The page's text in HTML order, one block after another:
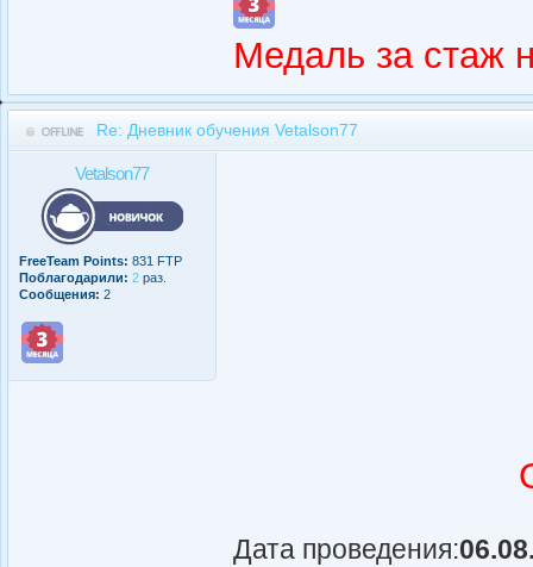
Медаль за стаж
Re: Дневник обучения Vetalson77
Vetalson77
FreeTeam Points: 831 FTP
Поблагодарили: 2 раз.
Сообщения: 2
Дата проведения: